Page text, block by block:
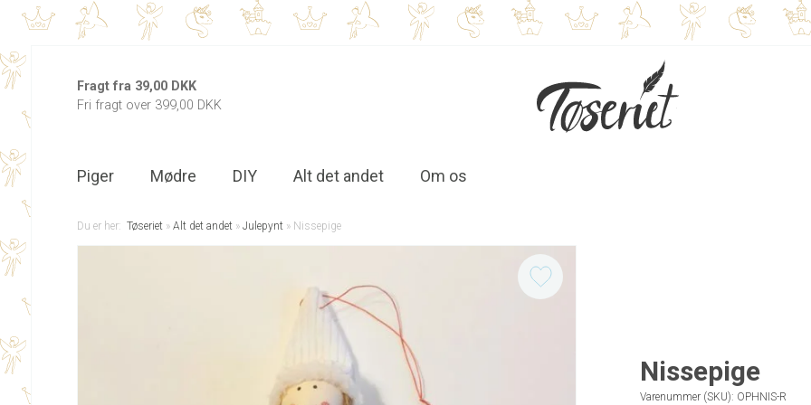
Fragt fra 39,00 DKK
Fri fragt over 399,00 DKK
Piger Mødre DIY Alt det andet Om os
Du er her: Tøseriet» Alt det andet» Julepynt» Nissepige
Nissepige
Varenummer (SKU): OPHNIS-R